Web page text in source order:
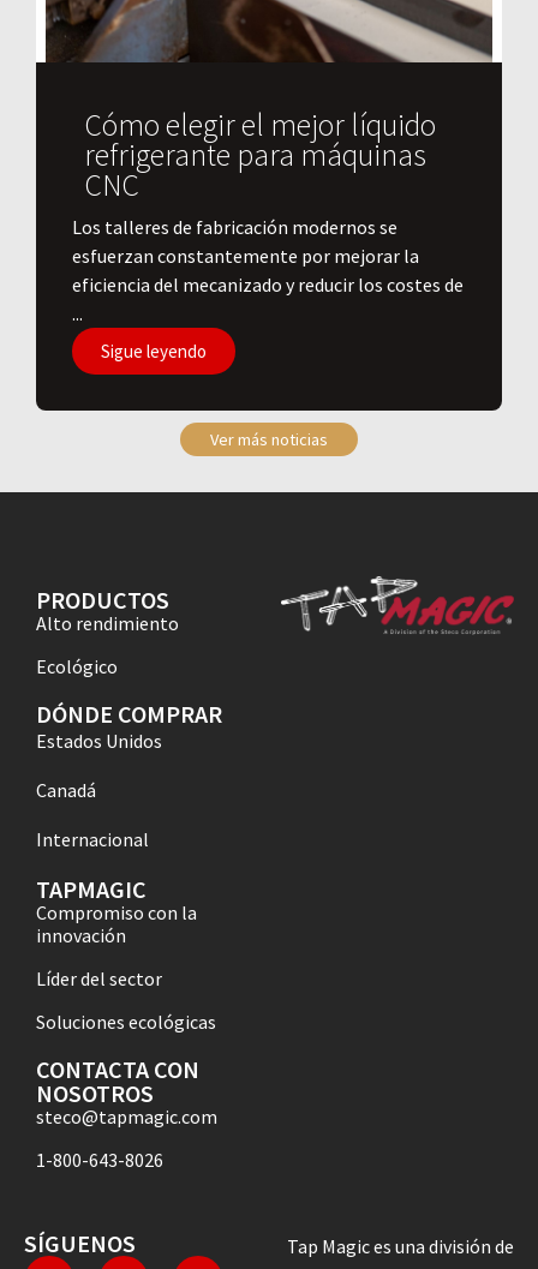
Cómo elegir el mejor líquido
refrigerante para máquinas
CNC
Los talleres de fabricación modernos se
esfuerzan constantemente por mejorar la
eficiencia del mecanizado y reducir los costes de
...
Sigue leyendo
Ver más noticias
PRODUCTOS
Alto rendimiento
Ecológico
DÓNDE COMPRAR
Estados Unidos
Canadá
Internacional
TAPMAGIC
Compromiso con la
innovación
Líder del sector
Soluciones ecológicas
CONTACTA CON
NOSOTROS
steco@tapmagic.com
1-800-643-8026
SÍGUENOS
Tap Magic es una división de